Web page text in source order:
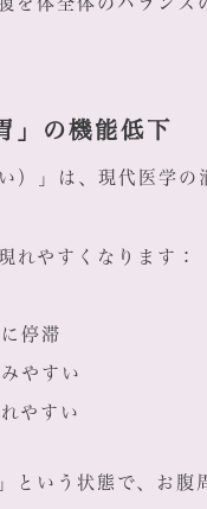
」の機能低下
）」は、現代医学の
れやすくなります：
停滞
やすい
やすい
という状態で、お腹